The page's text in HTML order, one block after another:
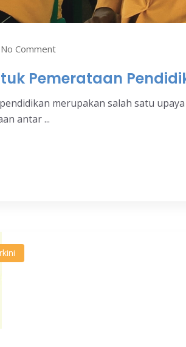
No Comment
Pemerataan
merupakan salah satu
antar ...